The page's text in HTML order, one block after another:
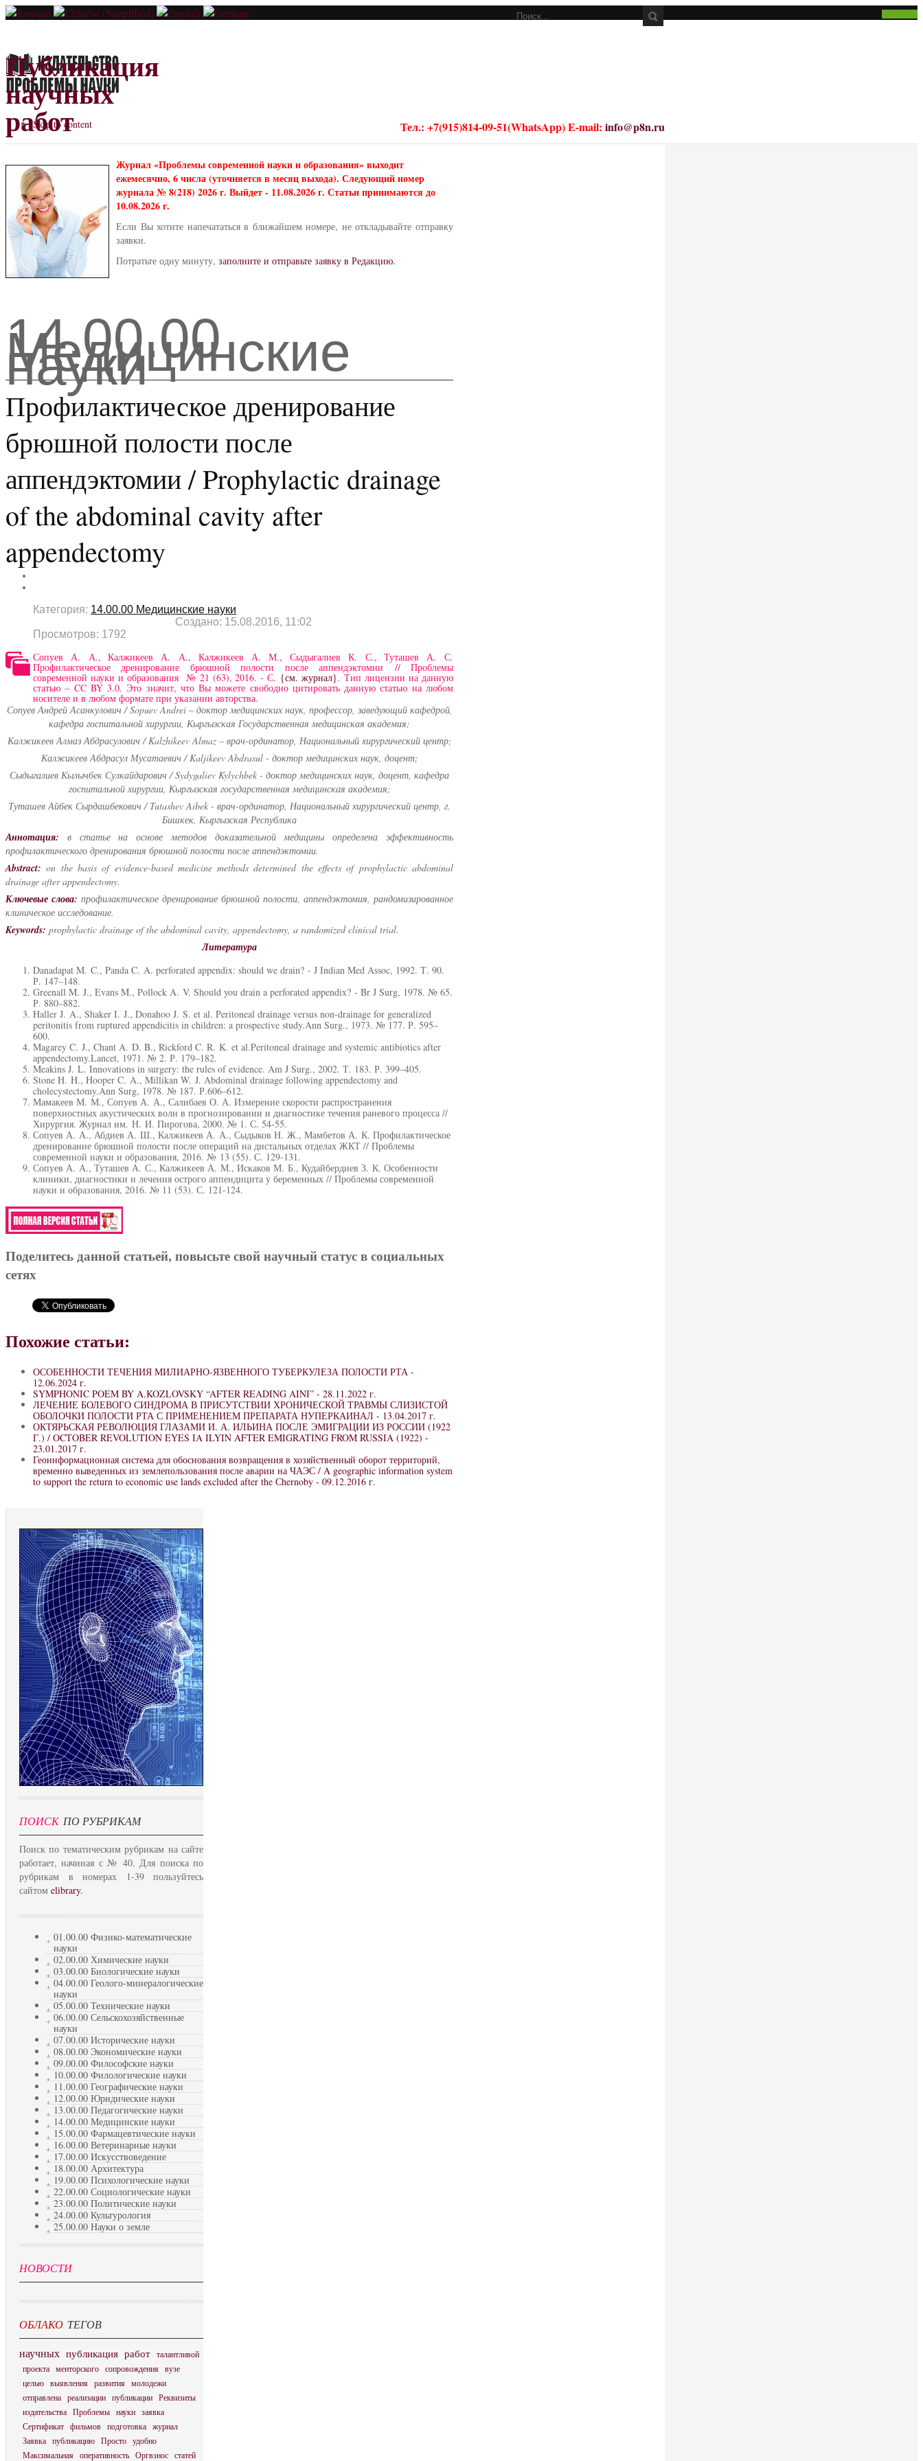
Публикация
научных
работ Тел.: +7(915)814-09-51(WhatsApp) E-mail: info@p8n.ru
Skip to content
Журнал «Проблемы современной науки и образования» выходит
ежемесячно, 6 числа (уточняется в месяц выхода). Следующий номер
журнала № 8(218) 2026 г. Выйдет - 11.08.2026 г. Статьи принимаются до
10.08.2026 г.
Если Вы хотите напечататься в ближайшем номере, не откладывайте отправку
заявки.
Потратьте одну минуту, заполните и отправьте заявку в Редакцию.
14.00.00
Медицинские
науки
Профилактическое дренирование
брюшной полости после
аппендэктомии / Prophylactic drainage
of the abdominal cavity after
appendectomy
Категория: 14.00.00 Медицинские науки
Создано: 15.08.2016, 11:02
Просмотров: 1792
Сопуев А. А., Калжикеев А. А., Калжикеев А. М., Сыдыгалиев К. С., Туташев А. С.
Профилактическое дренирование брюшной полости после аппендэктомии // Проблемы
современной науки и образования № 21 (63), 2016. - С. {см. журнал}. Тип лицензии на данную
статью – CC BY 3.0. Это значит, что Вы можете свободно цитировать данную статью на любом
носителе и в любом формате при указании авторства.
Сопуев Андрей Асанкулович / Sopuev Andrei – доктор медицинских наук, профессор, заведующий кафедрой,
кафедра госпитальной хирургии, Кыргызская Государственная медицинская академия;
Калжикеев Алмаз Абдрасулович / Kalzhikeev Almaz – врач-ординатор, Национальный хирургический центр;
Калжикеев Абдрасул Мусатаевич / Kaljikeev Abdrasul - доктор медицинских наук, доцент;
Сыдыгалиев Кылычбек Сулкайдарович / Sydygaliev Kylychbek - доктор медицинских наук, доцент, кафедра
госпитальной хирургии, Кыргызская государственная медицинская академия;
Туташев Айбек Сырдашбекович / Tutashev Aibek - врач-ординатор, Национальный хирургический центр, г.
Бишкек, Кыргызская Республика
Аннотация: в статье на основе методов доказательной медицины определена эффективность
профилактического дренирования брюшной полости после аппендэктомии.
Abstract: on the basis of evidence-based medicine methods determined the effects of prophylactic abdominal
drainage after appendectomy.
Ключевые слова: профилактическое дренирование брюшной полости, аппендэктомия, рандомизированное
клиническое исследование.
Keywords: prophylactic drainage of the abdominal cavity, appendectomy, a randomized clinical trial.
Литература
Danadapat M. C., Panda C. A. perforated appendix: should we drain? - J Indian Med Assoc, 1992. Т. 90.
Р. 147–148.
Greenall M. J., Evans M., Pollock A. V. Should you drain a perforated appendix? - Br J Surg, 1978. № 65.
Р. 880–882.
Haller J. A., Shaker I. J., Donahoo J. S. et al. Peritoneal drainage versus non-drainage for generalized
peritonitis from ruptured appendicitis in children: a prospective study.Ann Surg., 1973. № 177. Р. 595–
600.
Magarey C. J., Chant A. D. B., Rickford C. R. K. et al.Peritoneal drainage and systemic antibiotics after
appendectomy.Lancet, 1971. № 2. Р. 179–182.
Meakins J. L. Innovations in surgery: the rules of evidence. Am J Surg., 2002. Т. 183. Р. 399–405.
Stone H. H., Hooper C. A., Millikan W. J. Abdominal drainage following appendectomy and
cholecystectomy.Ann Surg, 1978. № 187. Р.606–612.
Мамакеев М. М., Сопуев А. А., Салибаев О. А. Измерение скорости распространения
поверхностных акустических волн в прогнозировании и диагностике течения раневого процесса //
Хирургия. Журнал им. Н. И. Пирогова, 2000. № 1. С. 54-55.
Сопуев А. А., Абдиев А. Ш., Калжикеев А. А., Сыдыков Н. Ж., Мамбетов А. К. Профилактическое
дренирование брюшной полости после операций на дистальных отделах ЖКТ // Проблемы
современной науки и образования, 2016. № 13 (55). С. 129-131.
Сопуев А. А., Туташев А. С., Калжикеев А. М., Искаков М. Б., Кудайбердиев З. К. Особенности
клиники, диагностики и лечения острого аппендицита у беременных // Проблемы современной
науки и образования, 2016. № 11 (53). С. 121-124.
Поделитесь данной статьей, повысьте свой научный статус в социальных
сетях
Похожие статьи:
ОСОБЕННОСТИ ТЕЧЕНИЯ МИЛИАРНО-ЯЗВЕННОГО ТУБЕРКУЛЕЗА ПОЛОСТИ РТА -
12.06.2024 г.
SYMPHONIC POEM BY A.KOZLOVSKY “AFTER READING AINI” - 28.11.2022 г.
ЛЕЧЕНИЕ БОЛЕВОГО СИНДРОМА В ПРИСУТСТВИИ ХРОНИЧЕСКОЙ ТРАВМЫ СЛИЗИСТОЙ
ОБОЛОЧКИ ПОЛОСТИ РТА С ПРИМЕНЕНИЕМ ПРЕПАРАТА НУПЕРКАИНАЛ - 13.04.2017 г.
ОКТЯРЬСКАЯ РЕВОЛЮЦИЯ ГЛАЗАМИ И. А. ИЛЬИНА ПОСЛЕ ЭМИГРАЦИИ ИЗ РОССИИ (1922
Г.) / OCTOBER REVOLUTION EYES IA ILYIN AFTER EMIGRATING FROM RUSSIA (1922) -
23.01.2017 г.
Геоинформационная система для обоснования возвращения в хозяйственный оборот территорий,
временно выведенных из землепользования после аварии на ЧАЭС / A geographic information system
to support the return to economic use lands excluded after the Сhernoby - 09.12.2016 г.
ПОИСК ПО РУБРИКАМ
Поиск по тематическим рубрикам на сайте
работает, начиная с № 40. Для поиска по
рубрикам в номерах 1-39 пользуйтесь
сайтом elibrary.
01.00.00 Физико-математические
науки
02.00.00 Химические науки
03.00.00 Биологические науки
04.00.00 Геолого-минералогические
науки
05.00.00 Технические науки
06.00.00 Сельскохозяйственные
науки
07.00.00 Исторические науки
08.00.00 Экономические науки
09.00.00 Философские науки
10.00.00 Филологические науки
11.00.00 Географические науки
12.00.00 Юридические науки
13.00.00 Педагогические науки
14.00.00 Медицинские науки
15.00.00 Фармацевтические науки
16.00.00 Ветеринарные науки
17.00.00 Искусствоведение
18.00.00 Архитектура
19.00.00 Психологические науки
22.00.00 Социологические науки
23.00.00 Политические науки
24.00.00 Культурология
25.00.00 Науки о земле
НОВОСТИ
ОБЛАКО ТЕГОВ
научных публикация работ талантливой
проекта менторского сопровождения вузе
целью выявления развития молодежи
отправлена реализации публикации Реквизиты
издательства Проблемы науки заявка
Сертификат фильмов подготовка журнал
Заявка публикацию Просто удобно
Максимальная оперативность Оргвзнос статей